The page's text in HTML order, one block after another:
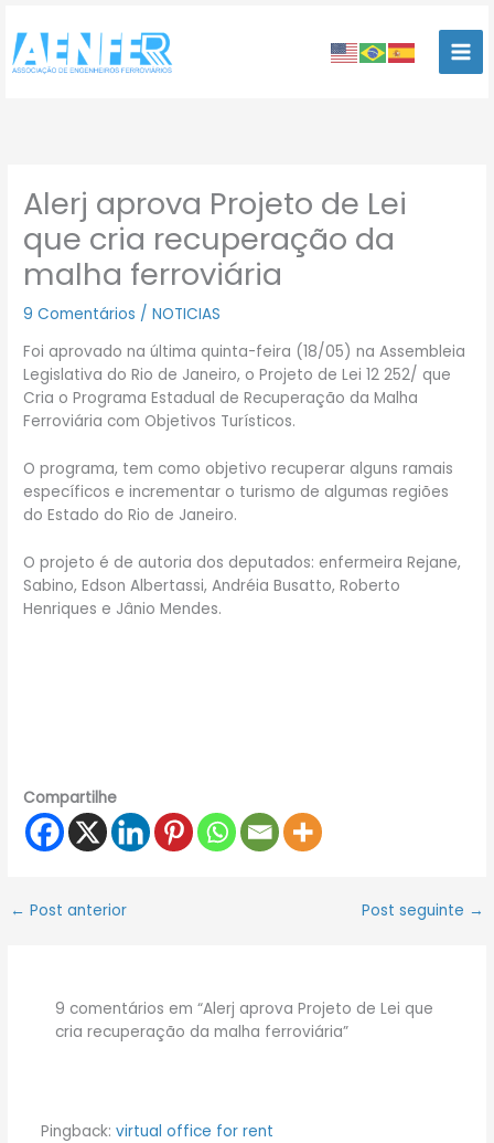
para
conteúdo
Alerj aprova Projeto de Lei
que cria recuperação da
malha ferroviária
9 Comentários /NOTICIAS
Foi aprovado na última quinta-feira (18/05) na Assembleia
Legislativa do Rio de Janeiro, o Projeto de Lei 12 252/ que
Cria o Programa Estadual de Recuperação da Malha
Ferroviária com Objetivos Turísticos.
O programa, tem como objetivo recuperar alguns ramais
específicos e incrementar o turismo de algumas regiões
do Estado do Rio de Janeiro.
O projeto é de autoria dos deputados: enfermeira Rejane,
Sabino, Edson Albertassi, Andréia Busatto, Roberto
Henriques e Jânio Mendes.
Compartilhe
← Post anterior Post seguinte →
9 comentários em “Alerj aprova Projeto de Lei que
cria recuperação da malha ferroviária”
Pingback: virtual office for rent